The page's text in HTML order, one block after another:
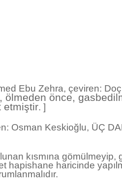
Ebu Zehra, çeviren:
ölmeden önce,
etmiştir. ]
Osman Keskioğlu, ÜÇ
kısmına
hapishane haricinde